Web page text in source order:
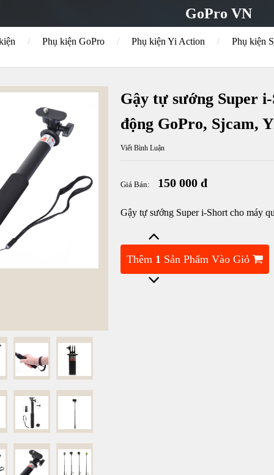
GoPro VN
/ Phụ kiện GoPro / Phụ kiện Yi Action / Phụ kiện
Gậy tự sướng Super
động GoPro, Sjcam,
Viết Bình Luận
Giá Bán: 150 000 đ
Gậy tự sướng Super i-Short cho máy
Thêm 1 Sản Phẩm Vào Giỏ